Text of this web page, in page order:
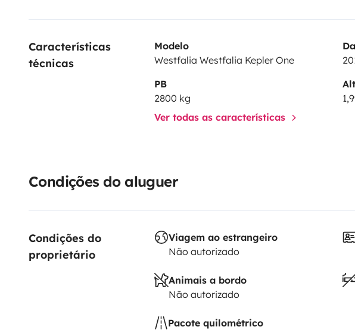
Características
técnicas
Modelo
Westfalia Westfalia Kepler One
PB
2800 kg
Ver todas as características
Condições do aluguer
Condições do
proprietário
Viagem ao estrangeiro
Não autorizado
Animais a bordo
Não autorizado
Pacote quilométrico